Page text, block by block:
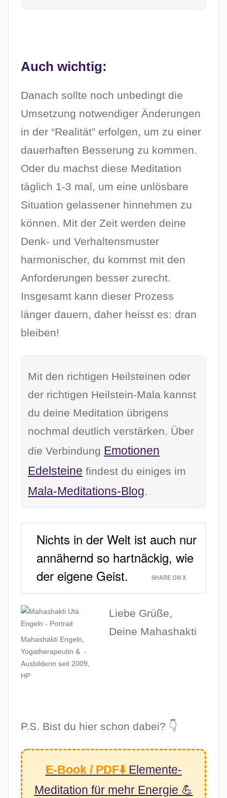
Auch wichtig:
Danach sollte noch unbedingt die
Umsetzung notwendiger Änderungen
in der “Realität” erfolgen, um zu einer
dauerhaften Besserung zu kommen.
Oder du machst diese Meditation
täglich 1-3 mal, um eine unlösbare
Situation gelassener hinnehmen zu
können. Mit der Zeit werden deine
Denk- und Verhaltensmuster
harmonischer, du kommst mit den
Anforderungen besser zurecht.
Insgesamt kann dieser Prozess
länger dauern, daher heisst es: dran
bleiben!
Mit den richtigen Heilsteinen oder
der richtigen Heilstein-Mala kannst
du deine Meditation übrigens
nochmal deutlich verstärken. Über
die Verbindung Emotionen
Edelsteine findest du einiges im
Mala-Meditations-Blog.
Nichts in der Welt ist auch nur
annähernd so hartnäckig, wie
der eigene Geist.
SHARE ON X
Mahashakti Engeln,
Yogatherapeutin & -
Ausbilderin seit 2009,
HP
Liebe Grüße,
Deine Mahashakti
P.S. Bist du hier schon dabei? 👇
E-Book / PDF⬇️ Elemente-
Meditation für mehr Energie 💪